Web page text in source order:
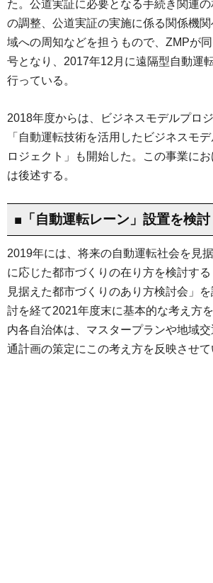
た。公道実証に必要となる手続き関連
の調整、公道実証の実施に係る関係機
域への周知などを担うもので、ZMPが
号となり、2017年12月に遠隔型自動運
行っている。
2018年度からは、ビジネスモデルプロ
「自動運転技術を活用したビジネスモ
ロジェクト」も開始した。この事業に
は後述する。
■「自動運転レーン」設置を検討
2019年には、将来の自動運転社会を見
に応じた都市づくりの在り方を検討す
見据えた都市づくりのあり方検討会」
討を経て2021年度末に基本的な考え方
内各自治体は、マスタープランや地域
通計画の策定にこの考え方を反映させて